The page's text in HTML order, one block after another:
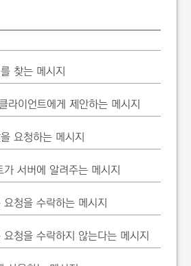
찾는 메시지
이언트에게 제안하는 메시지
요청하는 메시지
서버에 알려주는 메시지
청을 수락하는 메시지
청을 수락하지 않는다는 메시지